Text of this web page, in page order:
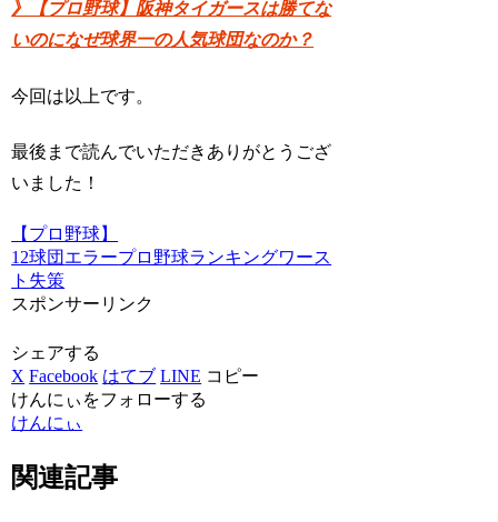
》【プロ野球】阪神タイガースは勝てな
いのになぜ球界一の人気球団なのか？
今回は以上です。
最後まで読んでいただきありがとうござ
いました！
【プロ野球】
12球団 エラープロ野球ランキングワース
ト 失策
スポンサーリンク
シェアする
X Facebook はてブ LINE コピー
けんにぃをフォローする
けんにぃ
関連記事